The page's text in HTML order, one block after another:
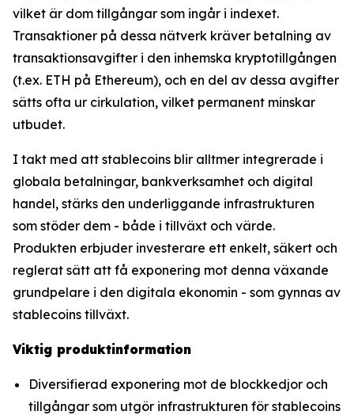
vilket är dom tillgångar som ingår i indexet.
Transaktioner på dessa nätverk kräver betalning av
transaktionsavgifter i den inhemska kryptotillgången
(t.ex. ETH på Ethereum), och en del av dessa avgifter
sätts ofta ur cirkulation, vilket permanent minskar
utbudet.
I takt med att stablecoins blir alltmer integrerade i
globala betalningar, bankverksamhet och digital
handel, stärks den underliggande infrastrukturen
som stöder dem - både i tillväxt och värde.
Produkten erbjuder investerare ett enkelt, säkert och
reglerat sätt att få exponering mot denna växande
grundpelare i den digitala ekonomin - som gynnas av
stablecoins tillväxt.
Viktig produktinformation
Diversifierad exponering mot de blockkedjor och
tillgångar som utgör infrastrukturen för stablecoins